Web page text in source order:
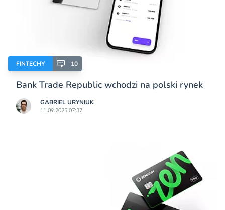
FINTECHY 10
Bank Trade Republic wchodzi na polski rynek
GABRIEL URYNIUK
11.09.2025 07:37